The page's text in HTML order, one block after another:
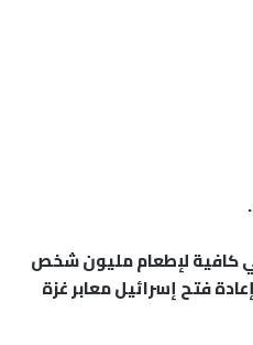
الغذائية -وهي كافية لإطعام مليون شخص
إعادة فتح إسرائيل معابر غزة